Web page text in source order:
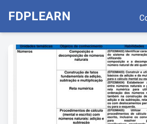
FDPLEARN